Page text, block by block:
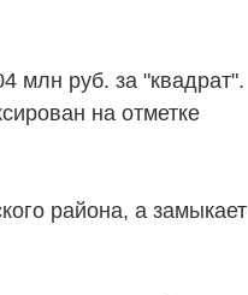
млн руб. за "квадрат".
на отметке
района, а замыкает